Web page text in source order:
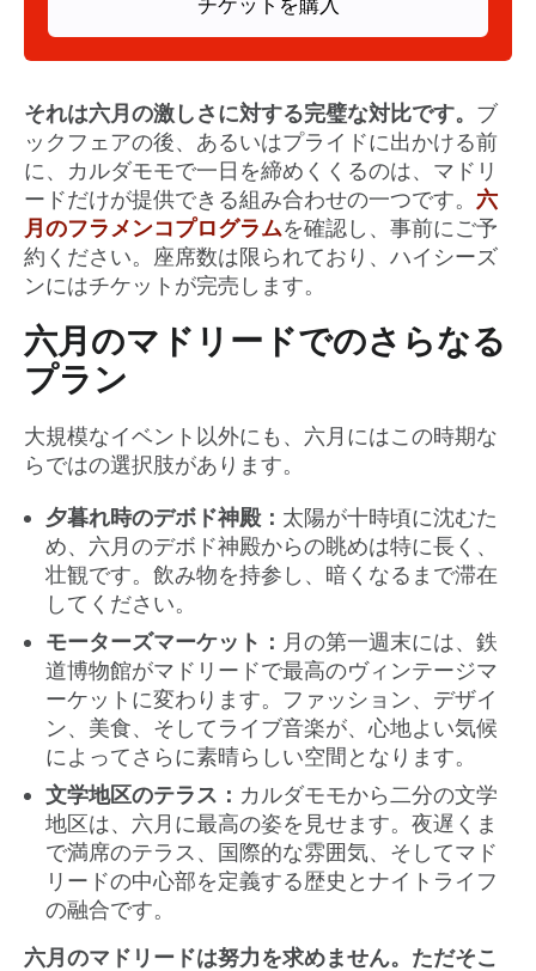
チケットを購入
それは六月の激しさに対する完璧な対比です。 ブ
ックフェアの後、あるいはプライドに出かける前
に、カルダモモで一日を締めくくるのは、マドリ
ードだけが提供できる組み合わせの一つです。 六
月のフラメンコプログラムを確認し、事前にご予
約ください。座席数は限られており、ハイシーズ
ンにはチケットが完売します。
六月のマドリードでのさらなる
プラン
大規模なイベント以外にも、六月にはこの時期な
らではの選択肢があります。
夕暮れ時のデボド神殿： 太陽が十時頃に沈むた
め、六月のデボド神殿からの眺めは特に長く、
壮観です。飲み物を持参し、暗くなるまで滞在
してください。
モーターズマーケット： 月の第一週末には、鉄
道博物館がマドリードで最高のヴィンテージマ
ーケットに変わります。ファッション、デザイ
ン、美食、そしてライブ音楽が、心地よい気候
によってさらに素晴らしい空間となります。
文学地区のテラス： カルダモモから二分の文学
地区は、六月に最高の姿を見せます。夜遅くま
で満席のテラス、国際的な雰囲気、そしてマド
リードの中心部を定義する歴史とナイトライフ
の融合です。
六月のマドリードは努力を求めません。ただそこ